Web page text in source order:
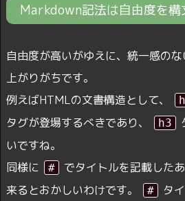
Markdown記法は自由度を構
自由度が高いがゆえに、統一感の
上がりがちです。
例えばHTMLの文書構造として、
タグが登場するべきであり、 h3
いですね。
同様に
# でタイトルを記載した
来るとおかしいわけです。
#
タ